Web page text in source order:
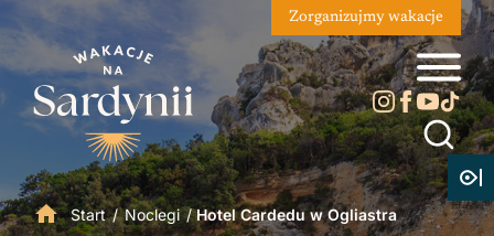
Zorganizujmy wakacje
Start/Noclegi/Hotel Cardedu w Ogliastra